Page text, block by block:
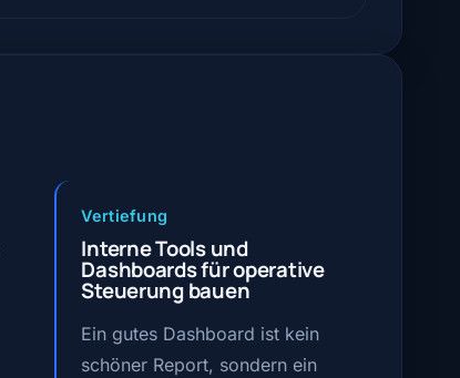
Vertiefung
Interne Tools und
Dashboards für operative
Steuerung bauen
Ein gutes Dashboard ist kein
schöner Report, sondern ein